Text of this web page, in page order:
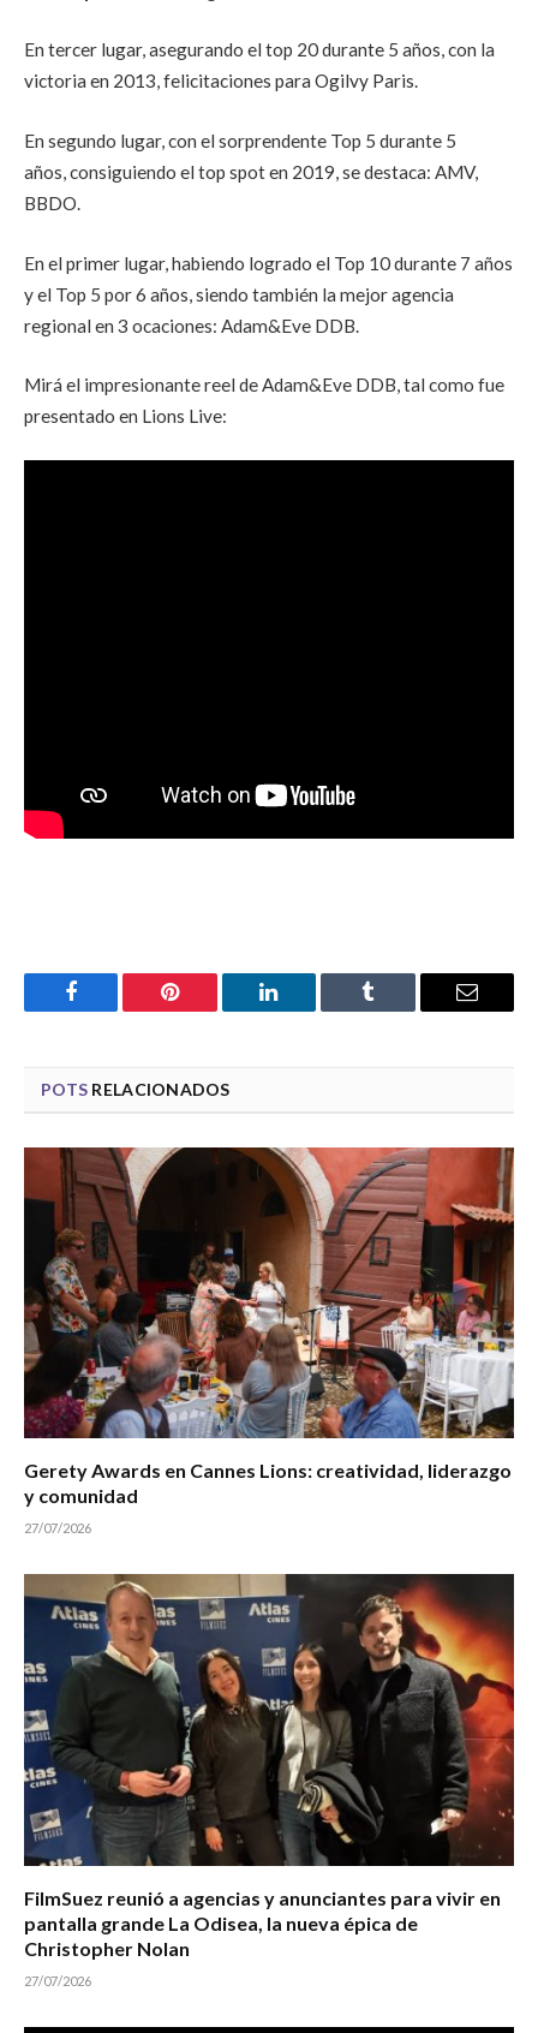
En tercer lugar, asegurando el top 20 durante 5 años, con la
victoria en 2013, felicitaciones para Ogilvy Paris.
En segundo lugar, con el sorprendente Top 5 durante 5
años,consiguiendo el top spot en 2019, se destaca: AMV,
BBDO.
En el primer lugar, habiendo logrado el Top 10 durante 7 años
y el Top 5 por 6 años, siendo también la mejor agencia
regional en 3 ocaciones: Adam&Eve DDB.
Mirá el impresionante reel deAdam&Eve DDB, tal como fue
presentado en Lions Live:
Facebook Pinterest LinkedIn Tumblr Email
POTS RELACIONADOS
Gerety Awards en Cannes Lions: creatividad, liderazgo
y comunidad
27/07/2026
FilmSuez reunió a agencias y anunciantes para vivir en
pantalla grande La Odisea, la nueva épica de
Christopher Nolan
27/07/2026